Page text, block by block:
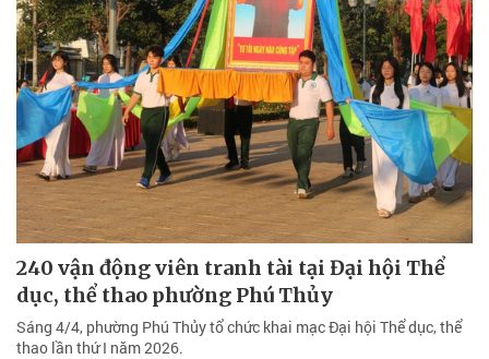
240 vận động viên tranh tài tại Đại hội Thể
dục, thể thao phường Phú Thủy
Sáng 4/4, phường Phú Thủy tổ chức khai mạc Đại hội Thể dục, thể
thao lần thứ I năm 2026.